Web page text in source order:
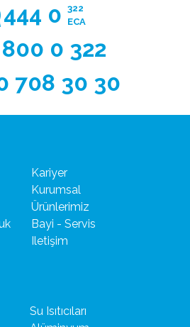
444 0 322
ECA
0 322
708 30 30
Kariyer
Kurumsal
Ürünlerimiz
Bayi - Servis
Iletişim
Su Isıtıcıları